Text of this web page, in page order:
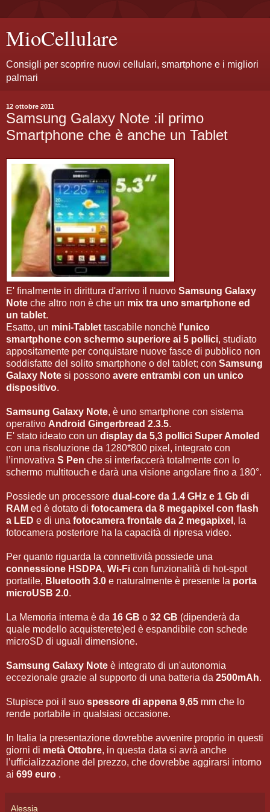
MioCellulare
Consigli per scoprire nuovi cellulari, smartphone e i migliori
palmari
12 ottobre 2011
Samsung Galaxy Note :il primo
Smartphone che è anche un Tablet
E' finalmente in dirittura d'arrivo il nuovo Samsung Galaxy
Note che altro non è che un mix tra uno smartphone ed
un tablet.
Esatto, un mini-Tablet tascabile nonchè l'unico
smartphone con schermo superiore ai 5 pollici, studiato
appositamente per conquistare nuove fasce di pubblico non
soddisfatte del solito smartphone o del tablet; con Samsung
Galaxy Note si possono avere entrambi con un unico
dispositivo.
Samsung Galaxy Note, è uno smartphone con sistema
operativo Android Gingerbread 2.3.5.
E' stato ideato con un display da 5,3 pollici Super Amoled
con una risoluzione da 1280*800 pixel, integrato con
l’innovativa S Pen che si interfaccerà totalmente con lo
schermo multitouch e darà una visione angolare fino a 180°.
Possiede un processore dual-core da 1.4 GHz e 1 Gb di
RAM ed è dotato di fotocamera da 8 megapixel con flash
a LED e di una fotocamera frontale da 2 megapixel , la
fotocamera posteriore ha la capacità di ripresa video.
Per quanto riguarda la connettività possiede una
connessione HSDPA, Wi-Fi con funzionalità di hot-spot
portatile, Bluetooth 3.0 e naturalmente è presente la porta
microUSB 2.0.
La Memoria interna è da 16 GB o 32 GB (dipenderà da
quale modello acquisterete)ed è espandibile con schede
microSD di uguali dimensione.
Samsung Galaxy Note è integrato di un'autonomia
eccezionale grazie al supporto di una batteria da 2500mAh.
Stupisce poi il suo spessore di appena 9,65 mm che lo
rende portabile in qualsiasi occasione.
In Italia la presentazione dovrebbe avvenire proprio in questi
giorni di metà Ottobre, in questa data si avrà anche
l’ufficializzazione del prezzo, che dovrebbe aggirarsi intorno
ai 699 euro .
Alessia